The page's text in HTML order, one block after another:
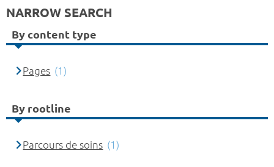
NARROW SEARCH
By content type
Pages (1)
By rootline
Parcours de soins (1)